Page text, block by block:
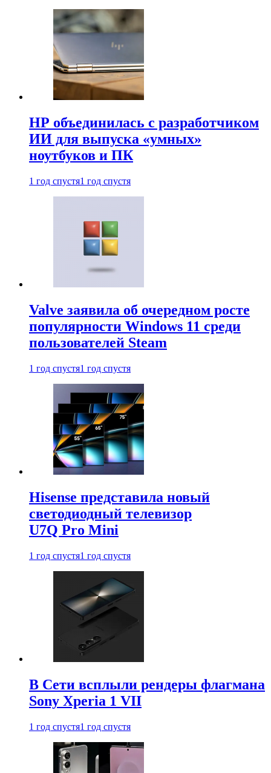
HP объединилась с разработчиком
ИИ для выпуска «умных»
ноутбуков и ПК
1 год спустя1 год спустя
Valve заявила об очередном росте
популярности Windows 11 среди
пользователей Steam
1 год спустя1 год спустя
Hisense представила новый
светодиодный телевизор
U7Q Pro Mini
1 год спустя1 год спустя
В Сети всплыли рендеры флагмана
Sony Xperia 1 VII
1 год спустя1 год спустя